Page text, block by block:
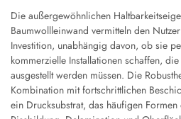
Die außergewöhnlichen
Baumwollleinwand vermitteln den
Investition, unabhängig davon, ob sie
kommerzielle Installationen schaffen,
ausgestellt werden müssen. Die
Kombination mit fortschrittlichen
ein Drucksubstrat, das häufigen